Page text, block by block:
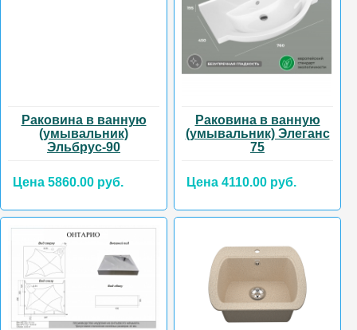
Раковина в ванную
(умывальник)
Эльбрус-90
Цена 5860.00 руб.
Раковина в ванную
(умывальник) Элеганс
75
Цена 4110.00 руб.